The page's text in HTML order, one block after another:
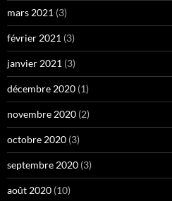
mars 2021 (3)
février 2021 (3)
janvier 2021 (3)
décembre 2020 (1)
novembre 2020 (2)
octobre 2020 (3)
septembre 2020 (3)
août 2020 (10)